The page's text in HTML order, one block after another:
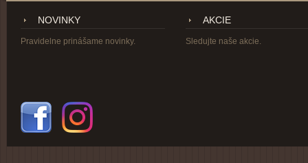
NOVINKY
Pravidelne prinášame novinky.
AKCIE
Sledujte naše akcie.